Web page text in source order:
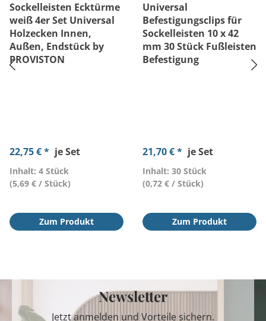
Sockelleisten Ecktürme
weiß 4er Set Universal
Holzecken Innen,
Außen, Endstück by
PROVISTON
22,75 € * je Set
Inhalt: 4 Stück
(5,69 € / Stück)
Zum Produkt
Universal
Befestigungsclips für
Sockelleisten 10 x 42
mm 30 Stück Fußleisten
Befestigung
21,70 € * je Set
Inhalt: 30 Stück
(0,72 € / Stück)
Zum Produkt
Newsletter
Jetzt anmelden und Vorteile sichern.